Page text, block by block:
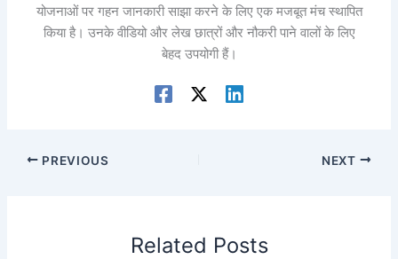
योजनाओं पर गहन जानकारी साझा करने के लिए एक मजबूत मंच स्थापित
किया है। उनके वीडियो और लेख छात्रों और नौकरी पाने वालों के लिए
बेहद उपयोगी हैं।
PREVIOUS NEXT
Related Posts